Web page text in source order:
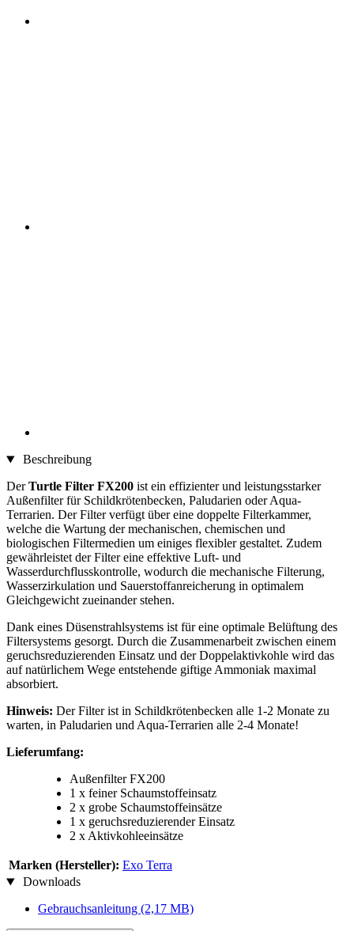
Beschreibung
DerTurtle Filter FX200 ist ein effizienter und leistungsstarker
Außenfilter für Schildkrötenbecken, Paludarien oder Aqua-
Terrarien. Der Filter verfügt über eine doppelte Filterkammer,
welche die Wartung der mechanischen, chemischen und
biologischen Filtermedien um einiges flexibler gestaltet. Zudem
gewährleistet der Filter eine effektive Luft- und
Wasserdurchflusskontrolle, wodurch die mechanische Filterung,
Wasserzirkulation und Sauerstoffanreicherung in optimalem
Gleichgewicht zueinander stehen.
Dank eines Düsenstrahlsystems ist für eine optimale Belüftung des
Filtersystems gesorgt. Durch die Zusammenarbeit zwischen einem
geruchsreduzierenden Einsatz und der Doppelaktivkohle wird das
auf natürlichem Wege entstehende giftige Ammoniak maximal
absorbiert.
Hinweis: Der Filter ist in Schildkrötenbecken alle 1-2 Monate zu
warten, in Paludarien und Aqua-Terrarien alle 2-4 Monate!
Lieferumfang:
Außenfilter FX200
1 x feiner Schaumstoffeinsatz
2 x grobe Schaumstoffeinsätze
1 x geruchsreduzierender Einsatz
2 x Aktivkohleeinsätze
Marken (Hersteller): Exo Terra
Downloads
Gebrauchsanleitung (2,17 MB)